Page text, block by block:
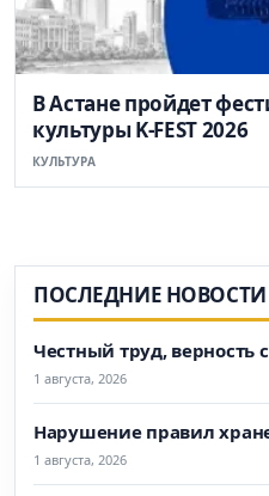
В Астане пройдет
культуры K-FEST 2026
КУЛЬТУРА
ПОСЛЕДНИЕ НОВОСТИ
Честный труд, верность
1 августа, 2026
Нарушение правил
1 августа, 2026